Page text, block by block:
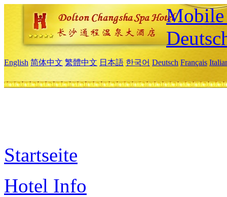
Mobile
English 简体中文 繁體中文 日本語 한국어 Deutsch Français
Startseite
Hotel Info